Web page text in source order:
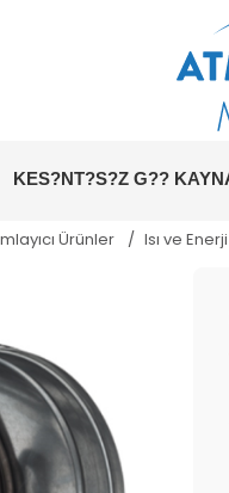
KES?NT?S?Z G??
Ürünler Isı ve